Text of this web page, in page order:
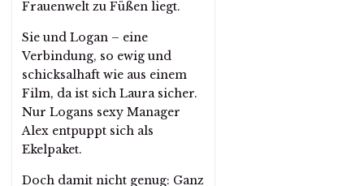
Frauenwelt zu Füßen liegt.
Sie und Logan – eine
Verbindung, so ewig und
schicksalhaft wie aus einem
Film, da ist sich Laura sicher.
Nur Logans sexy Manager
Alex entpuppt sich als
Ekelpaket.
Doch damit nicht genug: Ganz